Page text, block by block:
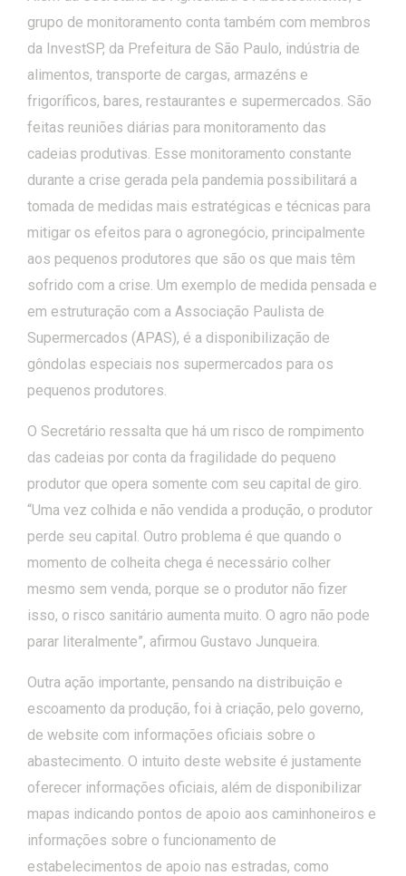
grupo de monitoramento conta também com membros
da InvestSP, da Prefeitura de São Paulo, indústria de
alimentos, transporte de cargas, armazéns e
frigoríficos, bares, restaurantes e supermercados. São
feitas reuniões diárias para monitoramento das
cadeias produtivas. Esse monitoramento constante
durante a crise gerada pela pandemia possibilitará a
tomada de medidas mais estratégicas e técnicas para
mitigar os efeitos para o agronegócio, principalmente
aos pequenos produtores que são os que mais têm
sofrido com a crise. Um exemplo de medida pensada e
em estruturação com a Associação Paulista de
Supermercados (APAS), é a disponibilização de
gôndolas especiais nos supermercados para os
pequenos produtores.
O Secretário ressalta que há um risco de rompimento
das cadeias por conta da fragilidade do pequeno
produtor que opera somente com seu capital de giro.
“Uma vez colhida e não vendida a produção, o produtor
perde seu capital. Outro problema é que quando o
momento de colheita chega é necessário colher
mesmo sem venda, porque se o produtor não fizer
isso, o risco sanitário aumenta muito. O agro não pode
parar literalmente”, afirmou Gustavo Junqueira.
Outra ação importante, pensando na distribuição e
escoamento da produção, foi à criação, pelo governo,
de website com informações oficiais sobre o
abastecimento. O intuito deste website é justamente
oferecer informações oficiais, além de disponibilizar
mapas indicando pontos de apoio aos caminhoneiros e
informações sobre o funcionamento de
estabelecimentos de apoio nas estradas, como